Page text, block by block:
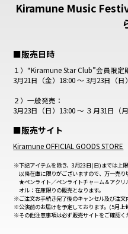
Kiramune Music
■販売日時
１）“Kiramune Star Club”会員限定
3月21日（金）18:00 〜 3月23日（日
２）一般発売：
3月23日（日）13:00 ～ ３月31日（
■販売サイト
Kiramune OFFICIAL GOODS STORE
下記アイテムを除き、3月23日(日)までは上限
以降在庫に限りがございますので、万一売り
★ペンライト／ペンライトチャーム＆アクリ
オル：在庫限りの販売となります。
ご注文お手続き完了後のキャンセル及び注文
公演前のお届けを予定しております。(5月
その他注意事項は必ず販売サイトをご確認く